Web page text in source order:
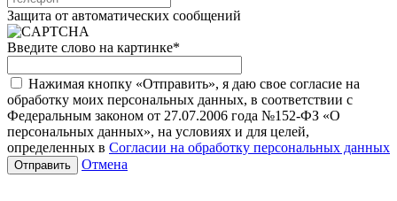
Защита от автоматических сообщений
Введите слово на картинке*
Нажимая кнопку «Отправить», я даю свое согласие на
обработку моих персональных данных, в соответствии с
Федеральным законом от 27.07.2006 года №152-ФЗ «О
персональных данных», на условиях и для целей,
определенных в Согласии на обработку персональных данных
Отмена